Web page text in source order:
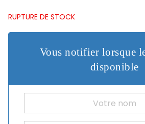
RUPTURE DE STOCK
Vous notifier lorsque
disponible